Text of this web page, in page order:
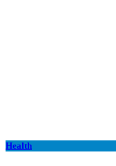
Health